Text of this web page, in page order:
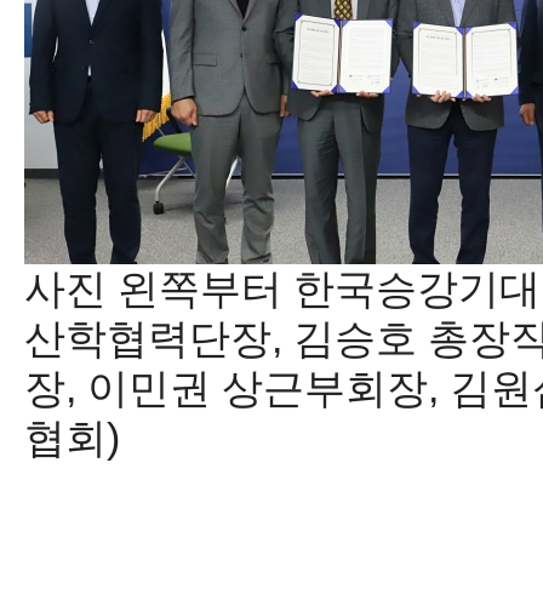
사진 왼쪽부터 한국승강기
산학협력단장, 김승호 총장
장, 이민권 상근부회장, 김
협회)